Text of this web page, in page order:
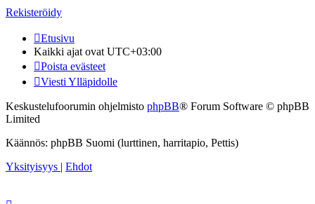
Rekisteröidy
Etusivu
Kaikki ajat ovat UTC+03:00
Poista evästeet
Viesti Ylläpidolle
Keskustelufoorumin ohjelmisto phpBB® Forum Software © phpBB
Limited
Käännös: phpBB Suomi (lurttinen, harritapio, Pettis)
Yksityisyys | Ehdot